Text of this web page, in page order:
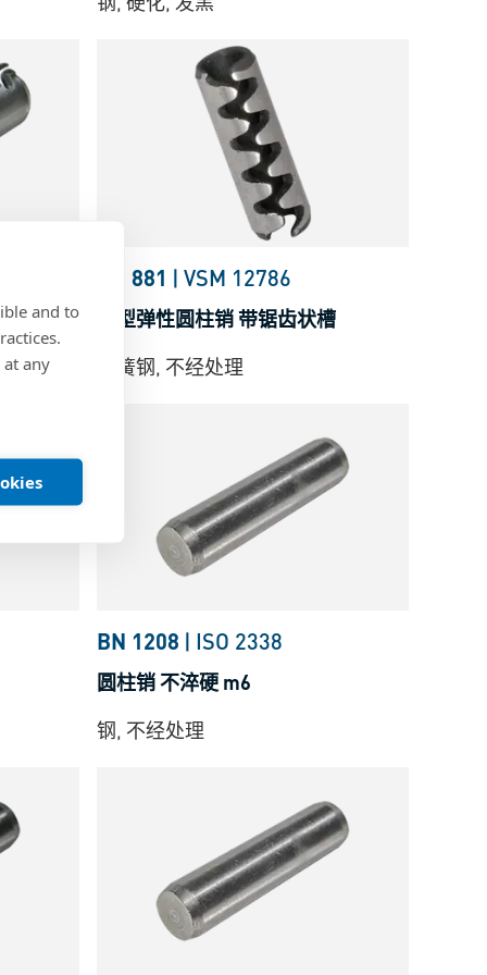
and to
any
BN 881 | VSM 12786
重型弹性圆柱销 带锯齿状槽
弹簧钢, 不经处理
BN 1208 | ISO 2338
圆柱销 不淬硬 m6
钢, 不经处理